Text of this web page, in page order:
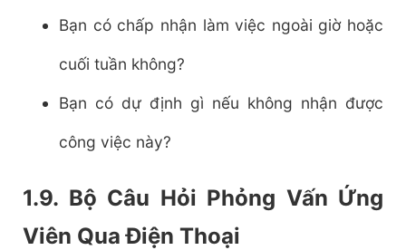
Bạn có chấp nhận làm việc ngoài giờ hoặc
cuối tuần không?
Bạn có dự định gì nếu không nhận được
công việc này?
1.9. Bộ Câu Hỏi Phỏng Vấn Ứng
Viên Qua Điện Thoại